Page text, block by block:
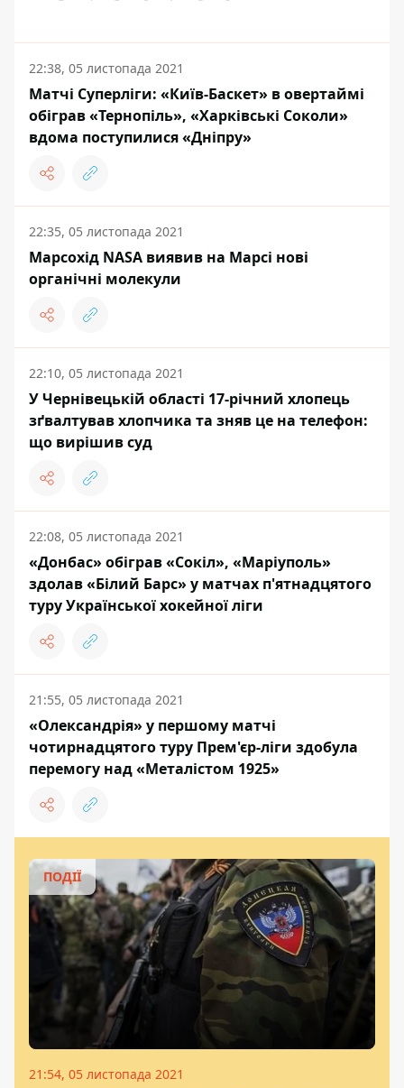
22:38, 05 листопада 2021
Матчі Суперліги: «Київ-Баскет» в овертаймі
обіграв «Тернопіль», «Харківські Соколи»
вдома поступилися «Дніпру»
22:35, 05 листопада 2021
Марсохід NASA виявив на Марсі нові
органічні молекули
22:10, 05 листопада 2021
У Чернівецькій області 17-річний хлопець
зґвалтував хлопчика та зняв це на телефон:
що вирішив суд
22:08, 05 листопада 2021
«Донбас» обіграв «Сокіл», «Маріуполь»
здолав «Білий Барс» у матчах п'ятнадцятого
туру Української хокейної ліги
21:55, 05 листопада 2021
«Олександрія» у першому матчі
чотирнадцятого туру Прем'єр-ліги здобула
перемогу над «Металістом 1925»
ПОДІЇ
21:54, 05 листопада 2021